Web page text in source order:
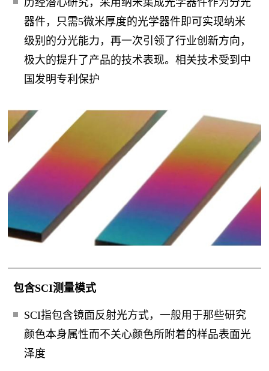
器件，只需5微米厚度的光学器件即可实现纳米
级别的分光能力，再一次引领了行业创新方向，
极大的提升了产品的技术表现。相关技术受到中
国发明专利保护
包含SCI测量模式
SCI指包含镜面反射光方式，一般用于那些研究
颜色本身属性而不关心颜色所附着的样品表面光
泽度